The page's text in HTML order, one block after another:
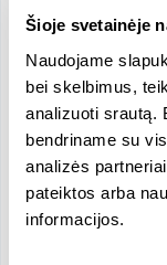
Šioje svetainėje
Naudojame
bei skelbimus,
analizuoti srautą.
bendriname su
analizės
pateiktos arba
informacijos.
gerinimo
pardavimai.
- Kasdienis
CRM sistemos
ataskaitoms
- Aktyvus ir
augalų
gyvulininkystės
optimalių